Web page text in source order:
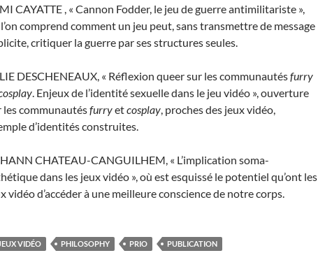
CAYATTE , « Cannon Fodder, le jeu de guerre antimilitariste »,
comprend comment un jeu peut, sans transmettre de message
critiquer la guerre par ses structures seules.
DESCHENEAUX, « Réflexion queer sur les communautésfurry
. Enjeux de l’identité sexuelle dans le jeu vidéo », ouverture
les communautésfurryetcosplay, proches des jeux vidéo,
d’identités construites.
CHATEAU-CANGUILHEM, « L’implication soma-
dans les jeux vidéo », où est esquissé le potentiel qu’ont les
vidéo d’accéder à une meilleure conscience de notre corps.
JEUX VIDÉO PHILOSOPHY PRIO PUBLICATION